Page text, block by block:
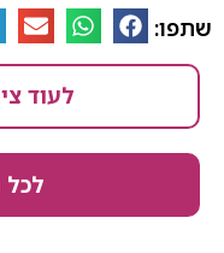
שתפו:
לעוד
לכל